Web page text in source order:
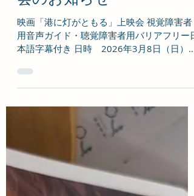
yseki6
2月14日
読了時間: 2分
「港に灯がともる」上映
会のお知らせ
映画「港に灯がともる」上映会 視覚障害者
本語字幕付き 日時 2026年3月8日（日）
下記の通り、2回上映します。（各回 定員
30名） 1回目 10:00-12:00 ／ 2
回目 13:10-13:10 場所 日立シビックセ
ンター 503会議室（日立市幸町1-21-1）
参加費 990円 各回終了後に感想をわかち